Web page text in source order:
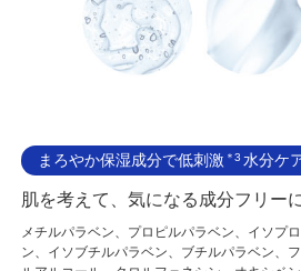
まろやか保湿成分で低刺激 ＊3 水分ケ
肌を考えて、気になる成分フリーに
メチルパラベン、プロピルパラベン、イソプ
ン、イソブチルパラベン、ブチルパラベン、